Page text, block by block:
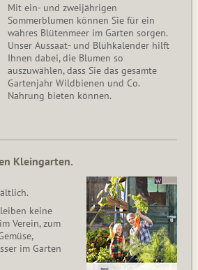
Mit ein- und zweijährigen
Sommerblumen können Sie für ein
wahres Blütenmeer im Garten sorgen.
Unser Aussaat- und Blühkalender hilft
Ihnen dabei, die Blumen so
auszuwählen, dass Sie das gesamte
Gartenjahr Wildbienen und Co.
Nahrung bieten können.
Kleingarten.
keine
Verein, zum
im Garten